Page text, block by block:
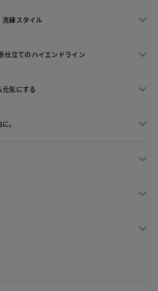
練スタイル
仕立てのハイエンドライン
元気にする
。